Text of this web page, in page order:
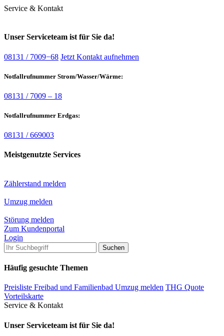
Service & Kontakt
Unser Serviceteam ist für Sie da!
08131 / 7009−68 Jetzt Kontakt aufnehmen
Notfallrufnummer Strom/Wasser/Wärme:
08131 / 7009 – 18
Notfallrufnummer Erdgas:
08131 / 669003
Meistgenutzte Services
Zählerstand melden
Umzug melden
Störung melden
Zum Kundenportal
Login
Häufig gesuchte Themen
Preisliste Freibad und Familienbad Umzug melden THG Quote
Vorteilskarte
Service & Kontakt
Unser Serviceteam ist für Sie da!